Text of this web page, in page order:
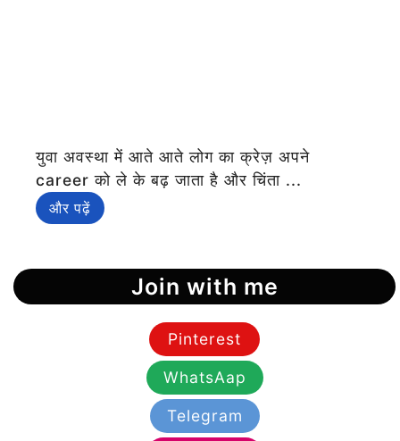
युवा अवस्था में आते आते लोग का क्रेज़ अपने
career को ले के बढ़ जाता है और चिंता ...
और पढ़ें
Join with me
Pinterest
WhatsAap
Telegram